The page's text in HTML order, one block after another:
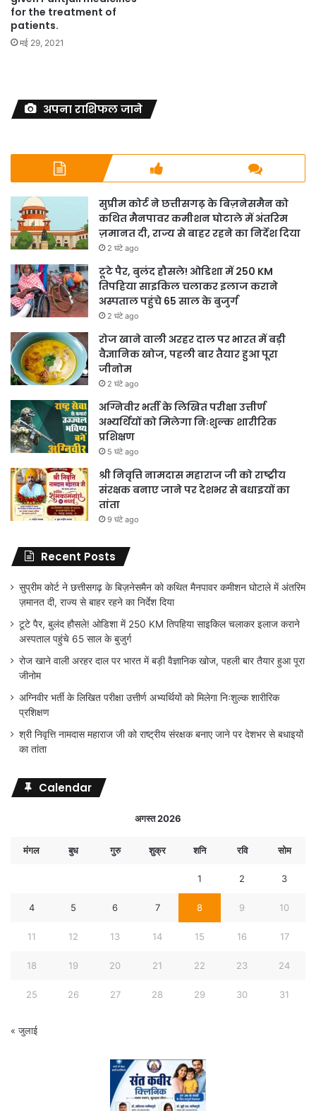
for the treatment of
patients.
मई 29, 2021
अपना राशिफल जाने
सुप्रीम कोर्ट ने छत्तीसगढ़ के बिज़नेसमैन को
कथित मैनपावर कमीशन घोटाले में अंतरिम
ज़मानत दी, राज्य से बाहर रहने का निर्देश दिया
2 घंटे ago
टूटे पैर, बुलंद हौसले! ओडिशा में 250 KM
तिपहिया साइकिल चलाकर इलाज कराने
अस्पताल पहुंचे 65 साल के बुजुर्ग
2 घंटे ago
रोज खाने वाली अरहर दाल पर भारत में बड़ी
वैज्ञानिक खोज, पहली बार तैयार हुआ पूरा
जीनोम
2 घंटे ago
अग्निवीर भर्ती के लिखित परीक्षा उत्तीर्ण
अभ्यर्थियों को मिलेगा निःशुल्क शारीरिक
प्रशिक्षण
5 घंटे ago
श्री निवृत्ति नामदास महाराज जी को राष्ट्रीय
संरक्षक बनाए जाने पर देशभर से बधाइयों का
तांता
9 घंटे ago
Recent Posts
सुप्रीम कोर्ट ने छत्तीसगढ़ के बिज़नेसमैन को कथित मैनपावर कमीशन घोटाले में अंतरिम
ज़मानत दी, राज्य से बाहर रहने का निर्देश दिया
टूटे पैर, बुलंद हौसले! ओडिशा में 250 KM तिपहिया साइकिल चलाकर इलाज कराने
अस्पताल पहुंचे 65 साल के बुजुर्ग
रोज खाने वाली अरहर दाल पर भारत में बड़ी वैज्ञानिक खोज, पहली बार तैयार हुआ पूरा
जीनोम
अग्निवीर भर्ती के लिखित परीक्षा उत्तीर्ण अभ्यर्थियों को मिलेगा निःशुल्क शारीरिक
प्रशिक्षण
श्री निवृत्ति नामदास महाराज जी को राष्ट्रीय संरक्षक बनाए जाने पर देशभर से बधाइयों
का तांता
Calendar
अगस्त 2026
मंगल बुध गुरु शुक्र शनि रवि सोम
1 2 3
4 5 6 7 8 9 10
11 12 13 14 15 16 17
18 19 20 21 22 23 24
25 26 27 28 29 30 31
« जुलाई